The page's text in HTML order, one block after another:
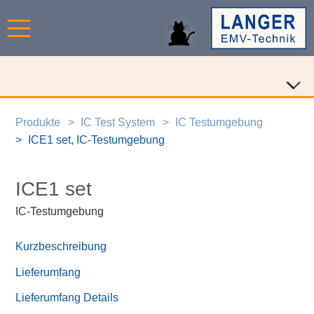
Produkte IC Test System
IC Testumgebung
ICE1 set, IC-Testumgebung
ICE1 set
IC-Testumgebung
Kurzbeschreibung
Lieferumfang
Lieferumfang Details